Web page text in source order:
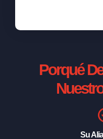
Porqué
Su